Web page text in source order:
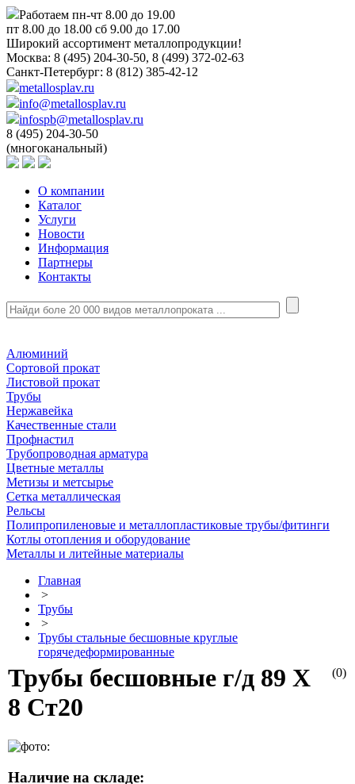
Работаем пн-чт 8.00 до 19.00
пт 8.00 до 18.00 сб 9.00 до 17.00
Широкий ассортимент металлопродукции!
Москва: 8 (495) 204-30-50, 8 (499) 372-02-63
Санкт-Петербург: 8 (812) 385-42-12
metallosplav.ru
info@metallosplav.ru
infospb@metallosplav.ru
8 (495) 204-30-50
(многоканальный)
О компании
Каталог
Услуги
Новости
Информация
Партнеры
Контакты
Алюминий
Сортовой прокат
Листовой прокат
Трубы
Нержавейка
Качественные стали
Профнастил
Трубопроводная арматура
Цветные металлы
Метизы и метсырье
Сетка металлическая
Рельсы
Полипропиленовые и металлопластиковые трубы/фитинги
Котлы отопления и оборудование
Металлы и литейные материалы
Главная
>
Трубы
>
Трубы стальные бесшовные круглые
горячедеформированные
(0)
Трубы бесшовные г/д 89 Х
8 Ст20
Наличие на складе: